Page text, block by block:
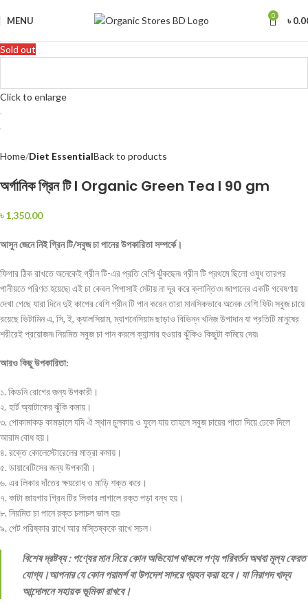
MENU 0 ৳
Sold out
Click to enlarge
Home Diet EssentialBack to products
অর্গানিক গ্রিন টি I Organic Green Tea I 90 gm
৳1,350.00
আসুন জেনে নিই গ্রিন টি/সবুজ চা পানের উপকারিতা সম্পর্কে।
ফিগার ঠিক রাখতে অনেকেই গ্রীন টি-এর প্রতি বেশি ঝুঁকছেন৷ গ্রীন টি প্রথমে ছিলো ওষুধ তারপর
পানীয়তে পরিণত হয়েছে৷ এই চা কেবল পিপাসাই মেটায় না দূর করে ক্লান্তিও৷ জাপানের একটি গবেষণায়
দেখা গেছে যারা দিনে দুই কাপের বেশি গ্রীন টি পান করেন তারা মানসিকভাবে অনেক বেশি ফিট৷ সবুজ চায়ে
রয়েছে ভিটামিন এ, সি, ই, ক্যালসিয়াম, ম্যাগনেসিয়াম ছাড়াও বিভিন্ন খনিজ উপাদান যা প্রতিটি মানুষের
শরীরেই প্রয়োজন৷ নিয়মিত সবুজ চা পান করলে ক্যান্সার হওয়ার ঝুঁকিও কিছুটা কমিয়ে দেয়৷
আরও কিছু উপকারিতা:
১. কিডনি রোগের জন্য উপকারী।
২. হার্ট অ্যাটাকের ঝুঁকি কমায়।
৩. পোকামাকড় কামড়ালে যদি ঐ স্থান চুলকায় ও ফুলে যায় তাহলে সবুজ চায়ের পাতা দিয়ে ঢেকে দিলে
আরাম বোধ হয়।
৪. রক্তে কোলেস্টোরেলের মাত্রা কমায়।
৫. ডায়াবেটিসের জন্য উপকারী।
৬. এর লিকার দাঁতের ক্ষয়রোধ ও মাড়ি শক্ত করে।
৭. কাটা জায়গায় গ্রিন টির লিকার লাগালে রক্ত পড়া বন্ধ হয়।
৮. নিয়মিত চা পানে রক্ত চলাচল ভাল হয়৷
৯. পেট পরিষ্কার রাখে আর মস্তিষ্ককে রাখে সচল ৷
বিশেষ দ্রষ্টব্য : পণ্যের মান নিয়ে কোন অভিযোগ থাকলে পণ্য পরিবর্তন অথবা মূল্য ফেরত
যোগ্য।আপনার যে কোন পরামর্শ বা উপদেশ সাদরে গ্রহন করা হবে। যা নিরাপদ খাদ্য
আন্দোলনে সহায়ক ভূমিকা রাখবে।